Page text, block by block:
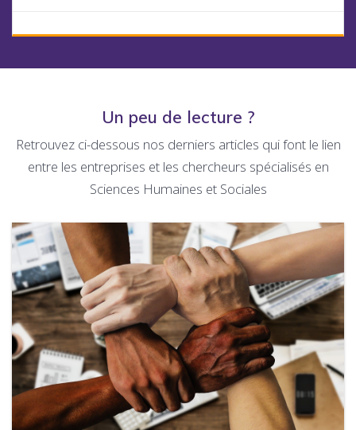
Un peu de lecture ?
Retrouvez ci-dessous nos derniers articles qui font le lien
entre les entreprises et les chercheurs spécialisés en
Sciences Humaines et Sociales